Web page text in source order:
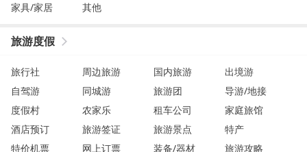
家具/家居
其他
旅游度假
旅行社 周边旅游 国内旅游
出境游
自驾游
同城游 旅游团
导游/地接
度假村
农家乐 租车公司
家庭旅馆
酒店预订
旅游签证 旅游景点
特产
特价机票
网上订票 装备/器材
旅游攻略